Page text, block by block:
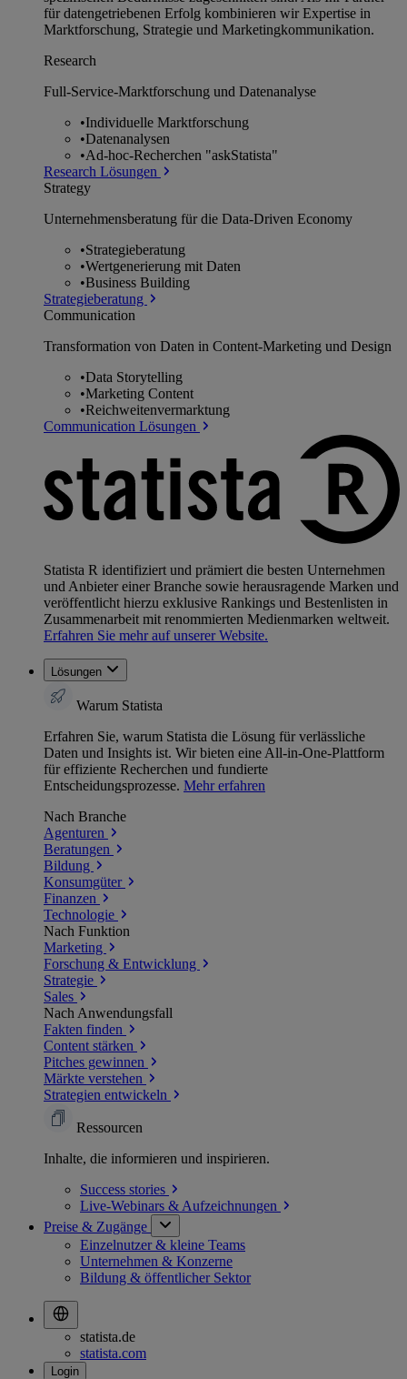
für datengetriebenen Erfolg kombinieren wir Expertise in
Marktforschung, Strategie und Marketingkommunikation.
Research
Full-Service-Marktforschung und Datenanalyse
•Individuelle Marktforschung
•Datenanalysen
•Ad-hoc-Recherchen "askStatista"
Research Lösungen
Strategy
Unternehmens­beratung für die Data-Driven Economy
•Strategieberatung
•Wertgenerierung mit Daten
•Business Building
Strategieberatung
Communication
Transformation von Daten in Content-Marketing und Design
•Data Storytelling
•Marketing Content
•Reichweitenvermarktung
Communication Lösungen
Statista R identifiziert und prämiert die besten Unternehmen
und Anbieter einer Branche sowie herausragende Marken und
veröffentlicht hierzu exklusive Rankings und Bestenlisten in
Zusammenarbeit mit renommierten Medienmarken weltweit.
Erfahren Sie mehr auf unserer Website.
Lösungen
Warum Statista
Erfahren Sie, warum Statista die Lösung für verlässliche
Daten und Insights ist. Wir bieten eine All-in-One-Plattform
für effiziente Recherchen und fundierte
Entscheidungsprozesse. Mehr erfahren
Nach Branche
Agenturen
Beratungen
Bildung
Konsumgüter
Finanzen
Technologie
Nach Funktion
Marketing
Forschung & Entwicklung
Strategie
Sales
Nach Anwendungsfall
Fakten finden
Content stärken
Pitches gewinnen
Märkte verstehen
Strategien entwickeln
Ressourcen
Inhalte, die informieren und inspirieren.
Success stories
Live-Webinars & Aufzeichnungen
Preise & Zugänge
Einzelnutzer & kleine Teams
Unternehmen & Konzerne
Bildung & öffentlicher Sektor
statista.de
statista.com